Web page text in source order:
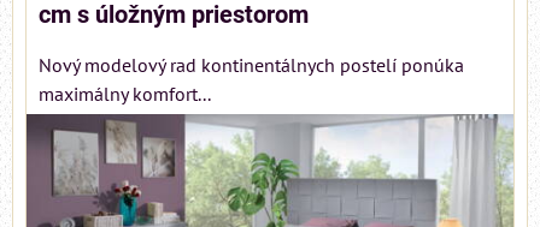
cm s úložným priestorom
Nový modelový rad kontinentálnych postelí ponúka
maximálny komfort...